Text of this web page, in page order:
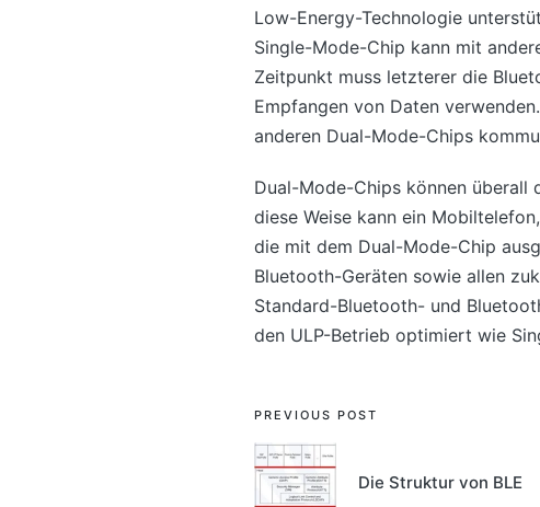
Low-Energy-Technologie
Single-Mode-Chip kann mit
Zeitpunkt muss letzterer die
Empfangen von Daten
anderen Dual-Mode-Chips
Dual-Mode-Chips können
diese Weise kann ein
die mit dem Dual-Mode-Chip
Bluetooth-Geräten sowie allen
Standard-Bluetooth- und
den ULP-Betrieb optimiert wie
Post
navigation
PREVIOUS POST
Die Struktur von BLE